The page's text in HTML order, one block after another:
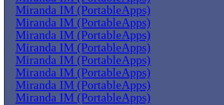
Miranda IM (PortableApps)
Miranda IM (PortableApps)
Miranda IM (PortableApps)
Miranda IM (PortableApps)
Miranda IM (PortableApps)
Miranda IM (PortableApps)
Miranda IM (PortableApps)
Miranda IM (PortableApps)